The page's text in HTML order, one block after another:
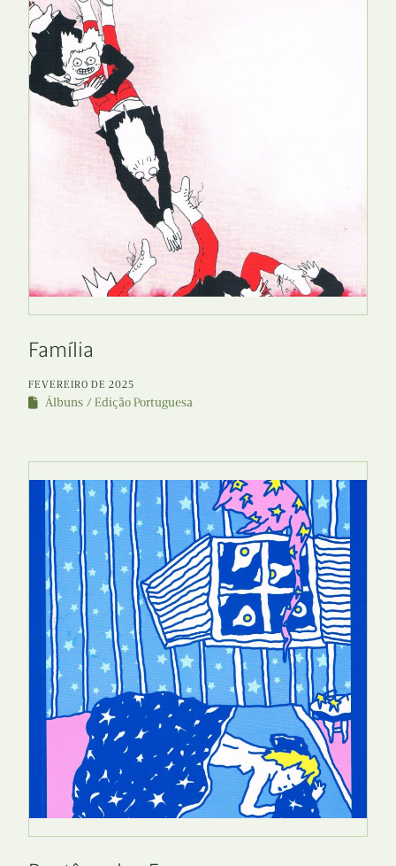
Família
FEVEREIRO DE 2025
Álbuns Edição Portuguesa